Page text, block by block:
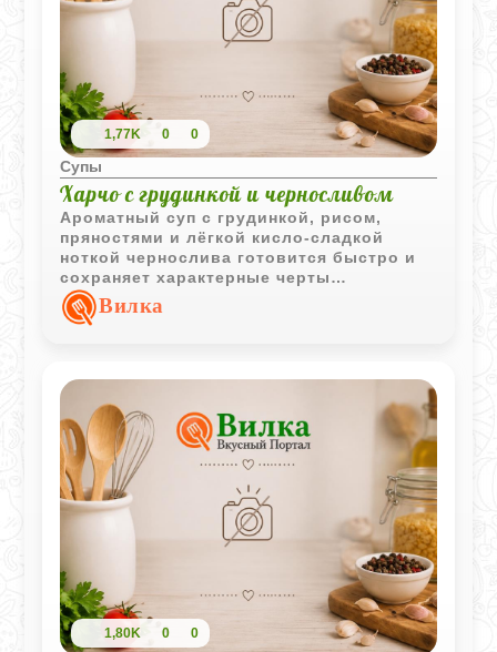
1,77K 0 0
Супы
Харчо с грудинкой и черносливом
Ароматный суп с грудинкой, рисом,
пряностями и лёгкой кисло-сладкой
ноткой чернослива готовится быстро и
сохраняет характерные черты
знаменитого грузинского блюда.
Вилка
1,80K 0 0